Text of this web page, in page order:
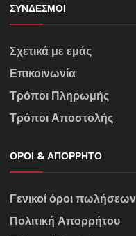
ΣΎΝΔΕΣΜΟΙ
Σχετικά με εμάς
Επικοινωνία
Τρόποι Πληρωμής
Τρόποι Αποστολής
ΌΡΟΙ & ΑΠΌΡΡΗΤΟ
Γενικοί όροι πωλήσεων
Πολιτική Απορρήτου